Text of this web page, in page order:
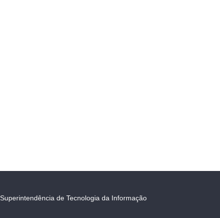
Superintendência de Tecnologia da Informação